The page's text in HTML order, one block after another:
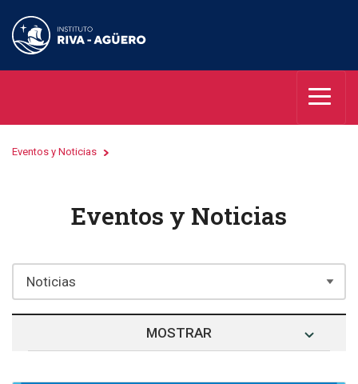
Eventos y Noticias
Eventos y Noticias
MOSTRAR